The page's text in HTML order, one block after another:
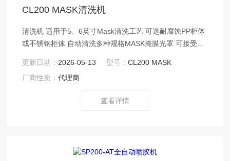
CL200 MASK清洗机
清洗机 适用于5、6英寸Mask清洗工艺 可选耐腐蚀PP柜体
或不锈钢柜体 自动清洗多种规格MASK掩膜光罩 可接受不
更新日期： 2026-05-13 型号：CL200 MASK
厂商性质：代理商
查看详情